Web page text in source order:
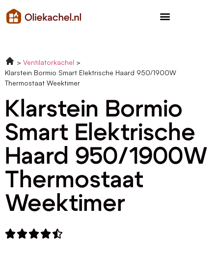
Ventilatorkachel
Klarstein Bormio Smart Elektrische Haard 950/1900W
Thermostaat Weektimer
Klarstein Bormio
Smart Elektrische
Haard 950/1900W
Thermostaat
Weektimer
